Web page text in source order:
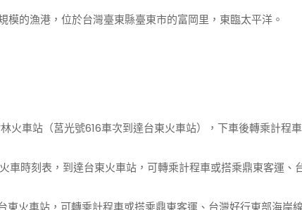
模的漁港，位於台灣臺東縣臺東市的富岡里，東臨太平洋。
火車站（莒光號616車次到達台東火車站），下車後轉乘計程
車時刻表，到達台東火車站，可轉乘計程車或搭乘鼎東客運
火車站，可轉乘計程車或搭乘鼎東客運、台灣好行東部海岸